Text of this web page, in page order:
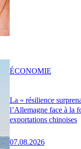
La « résilience
l’Allemagne face à la
exportations chinoises
07.08.2026
ÉCONOMIE